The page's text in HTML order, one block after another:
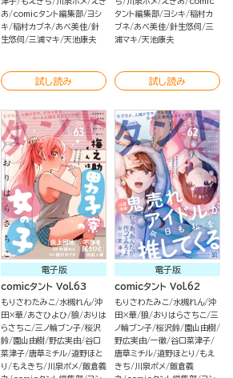
あ
comicタント編集部 ヨシ
キ 稲村カブネ あべ美佳 針
生悠伺 三浦マキ 天池康夫
試し読み
タント編集部 ヨシキ 稲村カ
ブネ あべ美佳 針生悠伺 三
浦マキ 天池康夫
試し読み
電子版
comicタント Vol.63
もりさわたみこ 水槻れん 沖
田×華 あさひよひ 狼 おりは
らさちこ 三ノ輪ブン子 桜沢
鈴 園山由樹 野広実由 谷口
菜津子 唐草ミチル 道野ほと
り
もえきち 川泉ポメ 飯倉義
電子版
comicタント Vol.62
もりさわたみこ 水槻れん 沖
田×華 狼 おりはらさちこ 三
ノ輪ブン子 桜沢鈴 園山由樹
野広実由 一徹 谷口菜津子
唐草ミチル 道野ほとり
もえ
きち
川泉ポメ 飯倉義